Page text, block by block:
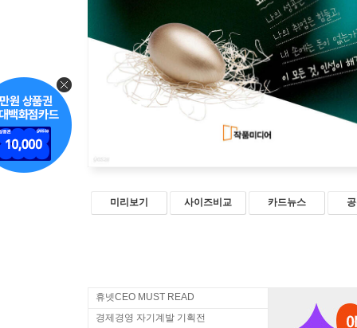
미리보기 사이즈비교 카드뉴스
휴넷CEO MUST READ
경제경영 자기계발 기획전